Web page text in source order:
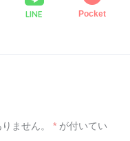
LINE Pocket
ません。 * が付いてい